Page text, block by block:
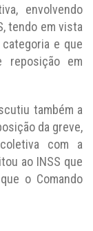
envolvendo
tendo em vista
e que
reposição em
também a
da greve,
com a
ao INSS que
o Comando